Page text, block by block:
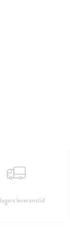
leveranstid